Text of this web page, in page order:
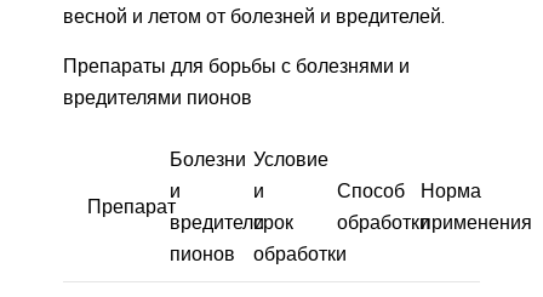
весной и летом от болезней и вредителей.
Препараты для борьбы с болезнями и
вредителями пионов
Препарат
Болезни
и
вредители
пионов
Условие
и
срок
обработки
Способ
обработки
Норма
применения